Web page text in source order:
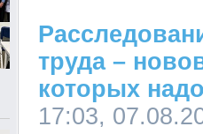
труда –
которых
17:03,